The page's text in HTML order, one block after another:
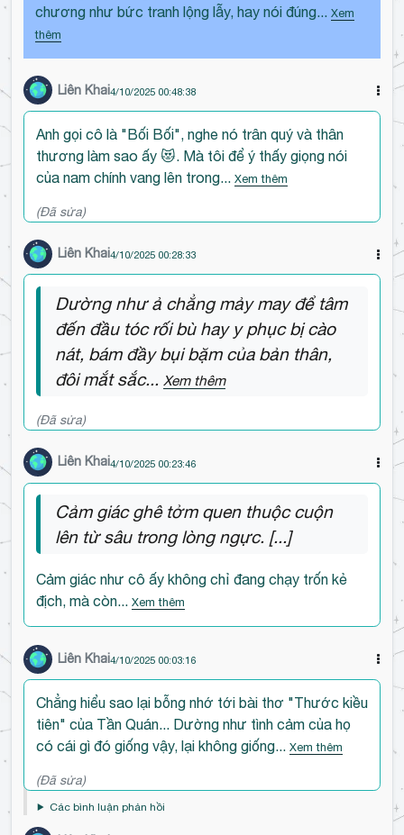
u
b
ậ
chương như bức tranh lộng lẫy, hay nói đúng... Xem
thêm
Liên Khai4/10/2025 00:48:38
Anh gọi cô là "Bối Bối", nghe nó trân quý và thân
thương làm sao ấy 😻. Mà tôi để ý thấy giọng nói
của nam chính vang lên trong... Xem thêm
(Đã sửa)
Liên Khai4/10/2025 00:28:33
Dường như ả chẳng mảy may để tâm
đến đầu tóc rối bù hay y phục bị cào
nát, bám đầy bụi bặm của bản thân,
đôi mắt sắc... Xem thêm
(Đã sửa)
Liên Khai4/10/2025 00:23:46
Cảm giác ghê tởm quen thuộc cuộn
lên từ sâu trong lòng ngực. [...]
Cảm giác như cô ấy không chỉ đang chạy trốn kẻ
địch, mà còn... Xem thêm
ầ
b
Liên Khai4/10/2025 00:03:16
Chẳng hiểu sao lại bỗng nhớ tới bài thơ "Thước kiều
tiên" của Tần Quán... Dường như tình cảm của họ
có cái gì đó giống vậy, lại không giống... Xem thêm
(Đã sửa)
Các bình luận phản hồi